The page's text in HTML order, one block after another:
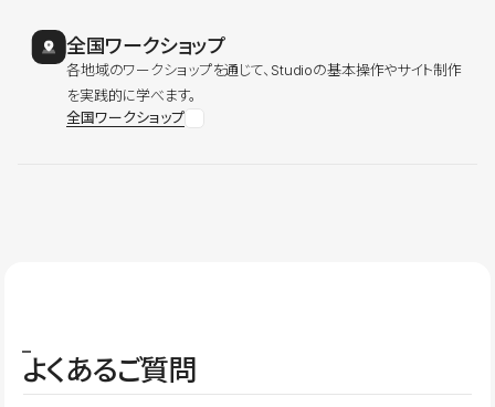
全国ワークショップ
各地域のワークショップを通じて、Studioの基本操作やサイト制作
を実践的に学べます。
全国ワークショップ
よくあるご質問